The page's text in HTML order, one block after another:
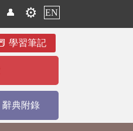
👤 ⚙️ EN
學習筆記
辭典附錄